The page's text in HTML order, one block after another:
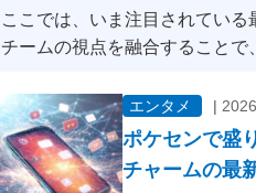
ここでは、いま注目されてい
チームの視点を融合することで
エンタメ |
ポケセンで盛
チャームの最